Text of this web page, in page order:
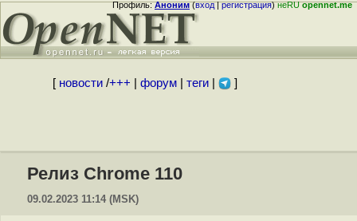
Профиль:Аноним(вход|регистрация)неRUopennet.me
[ новости/+++ форум| теги| ]
Релиз Chrome 110
09.02.2023 11:14 (MSK)